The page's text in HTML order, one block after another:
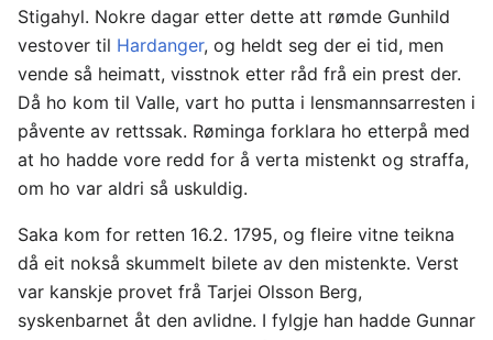
Stigahyl. Nokre dagar etter dette att rømde Gunhild
vestover til Hardanger, og heldt seg der ei tid, men
vende så heimatt, visstnok etter råd frå ein prest der.
Då ho kom til Valle, vart ho putta i lensmannsarresten i
påvente av rettssak. Røminga forklara ho etterpå med
at ho hadde vore redd for å verta mistenkt og straffa,
om ho var aldri så uskuldig.
Saka kom for retten 16.2. 1795, og fleire vitne teikna
då eit nokså skummelt bilete av den mistenkte. Verst
var kanskje provet frå Tarjei Olsson Berg,
syskenbarnet åt den avlidne. I fylgje han hadde Gunnar